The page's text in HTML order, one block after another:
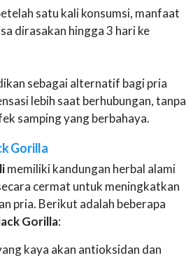
satu kali konsumsi, manfaat
dirasakan hingga 3 hari ke
sebagai alternatif bagi pria
lebih saat berhubungan, tanpa
samping yang berbahaya.
Gorilla
memiliki kandungan herbal alami
cermat untuk meningkatkan
pria. Berikut adalah beberapa
Gorilla:
kaya akan antioksidan dan